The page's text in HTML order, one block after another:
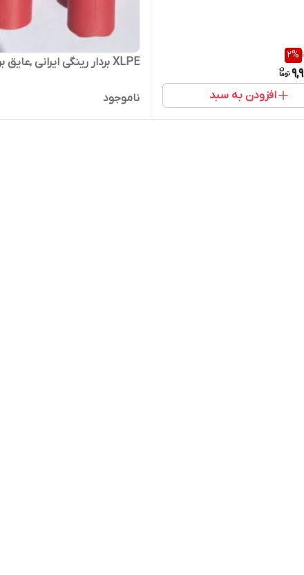
2%
افزودن به سبد
XLPE بردار رینگی ایرانی ,عایق بردار
ناموجود